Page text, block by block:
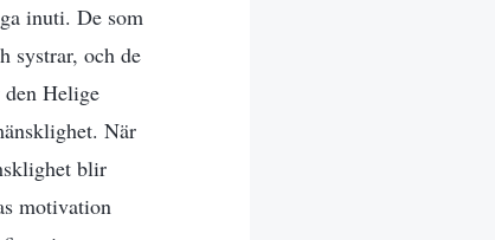
inuti. De som
systrar, och de
den Helige
När
blir
motivation